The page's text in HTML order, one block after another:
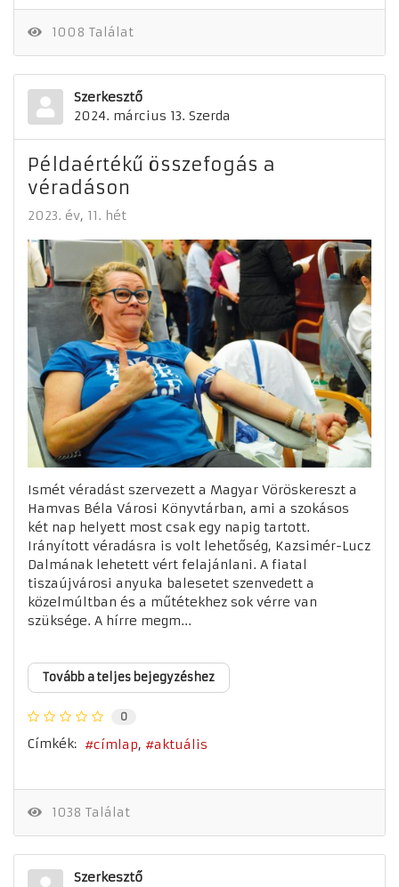
1008 Találat
Szerkesztő
2024. március 13. Szerda
Példaértékű összefogás a
véradáson
2023. év 11. hét
Ismét véradást szervezett a Magyar Vöröskereszt a
Hamvas Béla Városi Könyvtárban, ami a szokásos
két nap helyett most csak egy napig tartott.
Irányított véradásra is volt lehetőség, Kazsimér-Lucz
Dalmának lehetett vért felajánlani. A fiatal
tiszaújvárosi anyuka balesetet szenvedett a
közelmúltban és a műtétekhez sok vérre van
szüksége. A hírre megm...
Tovább a teljes bejegyzéshez
0
Címkék: címlap aktuális
1038 Találat
Szerkesztő